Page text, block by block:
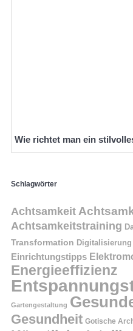
Wie richtet man ein
Schlagwörter
Achtsamkeit
Achtsamkeitstraining
Transformation Digitalisierung
Einrichtungstipps
Energieeffizienz
Gartengestaltung
Gesundheit Gotische